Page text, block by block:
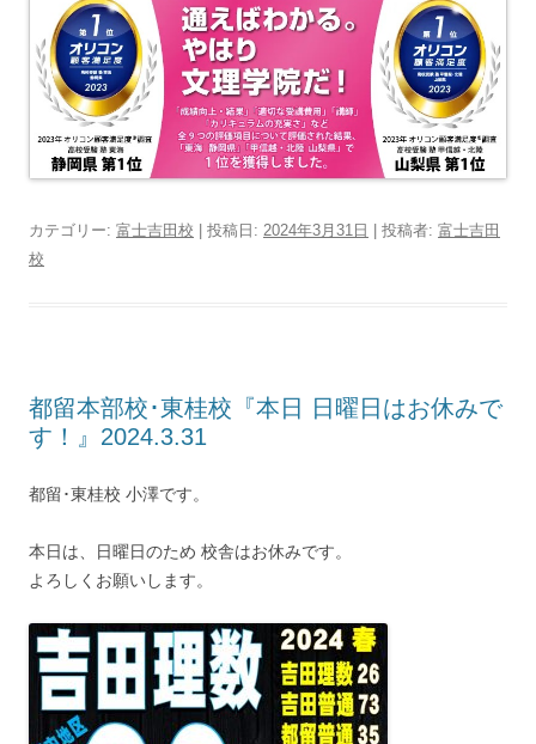
カテゴリー: 富士吉田校 | 投稿日: 2024年3月31日 投稿者: 富士吉田
校
都留本部校･東桂校『本日 日曜日はお休みで
す！』2024.3.31
都留･東桂校 小澤です。
本日は、日曜日のため 校舎はお休みです。
よろしくお願いします。